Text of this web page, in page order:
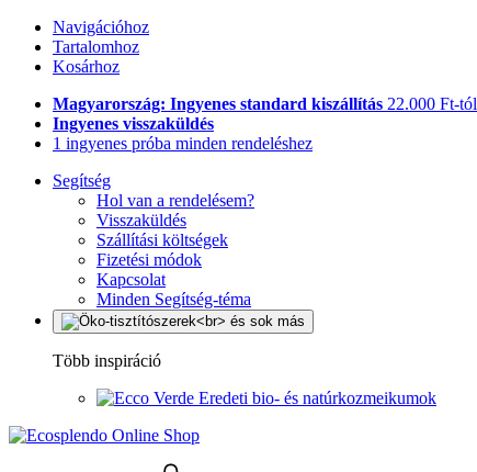
Navigációhoz
Tartalomhoz
Kosárhoz
Magyarország: Ingyenes standard kiszállítás 22.000 Ft-tól
Ingyenes visszaküldés
1 ingyenes próba minden rendeléshez
Segítség
Hol van a rendelésem?
Visszaküldés
Szállítási költségek
Fizetési módok
Kapcsolat
Minden Segítség-téma
Több inspiráció
Eredeti bio- és natúrkozmeikumok